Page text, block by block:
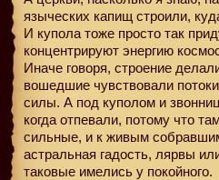
языческих капищ строили,
И купола тоже просто так
концентрируют энергию
Иначе говоря, строение
вошедшие чувствовали
силы. А под куполом и
когда отпевали, потому что
сильные, и к живым
астральная гадость, лярвы
таковые имелись у покойного.